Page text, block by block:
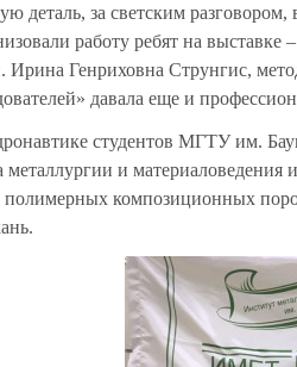
деталь, за светским
работу ребят на
Генриховна Струнгис,
давала еще и
студентов МГТУ им.
металлургии и
композиционных